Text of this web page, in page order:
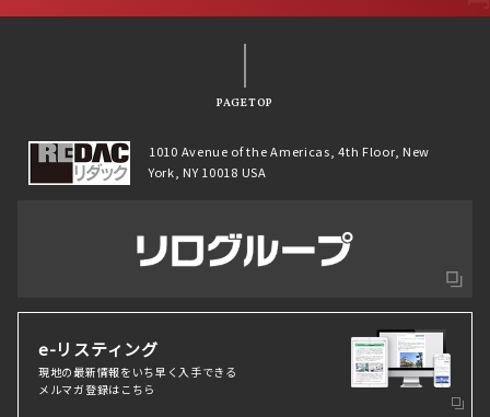
PAGETOP
1010 Avenue of the Americas, 4th Floor, New
York, NY 10018 USA
e-リスティング
現地の最新情報をいち早く⼊⼿できる
メルマガ登録はこちら